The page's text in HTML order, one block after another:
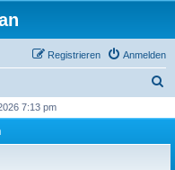
Anmelden
Registrieren
h
7:13 pm